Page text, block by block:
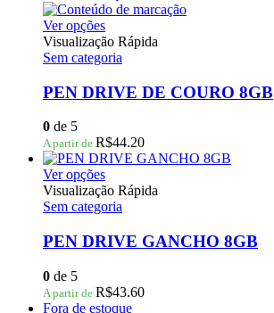
Ver opçõesEste
produto
tem
variantes.
As
podem
ser
escolhidas
na
página
do
produto
Visualização Rápida
Sem categoria
PEN DRIVE DE COURO 8GB
0 de 5
A partir de R$44.20
Ver opçõesEste
produto
tem
variantes.
As
podem
ser
Visualização Rápida
Sem categoria
PEN DRIVE GANCHO 8GB
0 de 5
A partir de R$43.60
Fora de estoque